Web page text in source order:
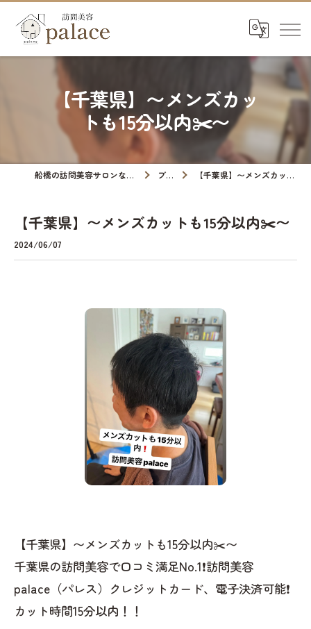
【千葉県】〜メンズカッ
トも15分以内✂️〜
船橋の訪問美容サロンなら訪問美容palace ブログ 【千葉県】〜メンズカットも15分以内✂️〜
【千葉県】〜メンズカットも15分以内✂️〜
2024/06/07
【千葉県】〜メンズカットも15分以内✂️〜
千葉県の訪問美容で口コミ満足No.1❗️訪問美容
palace（パレス）クレジットカード、電子決済可能❗️
カット時間15分以内！！